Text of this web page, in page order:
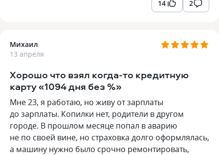
14 2
Михаил
13 апреля
Хорошо что взял когда-то кредитную
карту «1094 дня без %»
Мне 23, я работаю, но живу от зарплаты
до зарплаты. Копилки нет, родители в другом
городе. В прошлом месяце попал в аварию
не по своей вине, но страховка долго оформлялась,
а машину нужно было срочно ремонтировать,